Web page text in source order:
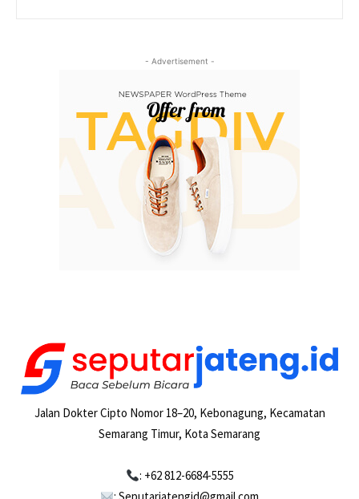
- Advertisement -
Jalan Dokter Cipto Nomor 18–20, Kebonagung, Kecamatan
Semarang Timur, Kota Semarang
: +62 812-6684-5555